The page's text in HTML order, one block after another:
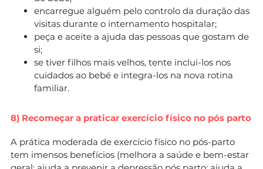
encarregue alguém pelo controlo da duração das
visitas durante o internamento hospitalar;
peça e aceite a ajuda das pessoas que gostam de
si;
se tiver filhos mais velhos, tente inclui-los nos
cuidados ao bebé e integra-los na nova rotina
familiar.
8) Recomeçar a praticar exercício físico no pós parto
A prática moderada de exercício físico no pós-parto
tem imensos benefícios (melhora a saúde e bem-estar